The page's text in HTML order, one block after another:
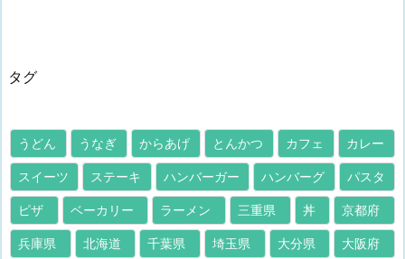
タグ
うどん うなぎ からあげ とんかつ カフェ カレー
スイーツ ステーキ ハンバーガー ハンバーグ パスタ
ピザ ベーカリー ラーメン 三重県 丼 京都府
兵庫県 北海道 千葉県 埼玉県 大分県 大阪府